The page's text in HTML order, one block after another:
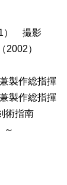
） 撮影
2002）
作総指揮
作総指揮
術指南
～